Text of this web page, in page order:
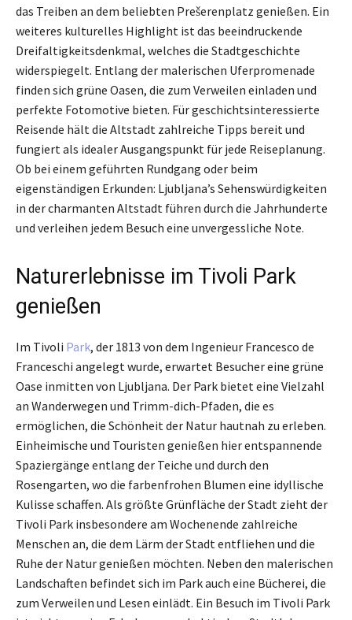
das Treiben an dem beliebten Prešerenplatz genießen. Ein
weiteres kulturelles Highlight ist das beeindruckende
Dreifaltigkeitsdenkmal, welches die Stadtgeschichte
widerspiegelt. Entlang der malerischen Uferpromenade
finden sich grüne Oasen, die zum Verweilen einladen und
perfekte Fotomotive bieten. Für geschichtsinteressierte
Reisende hält die Altstadt zahlreiche Tipps bereit und
fungiert als idealer Ausgangspunkt für jede Reiseplanung.
Ob bei einem geführten Rundgang oder beim
eigenständigen Erkunden: Ljubljana’s Sehenswürdigkeiten
in der charmanten Altstadt führen durch die Jahrhunderte
und verleihen jedem Besuch eine unvergessliche Note.
Naturerlebnisse im Tivoli Park
genießen
Im Tivoli Park, der 1813 von dem Ingenieur Francesco de
Franceschi angelegt wurde, erwartet Besucher eine grüne
Oase inmitten von Ljubljana. Der Park bietet eine Vielzahl
an Wanderwegen und Trimm-dich-Pfaden, die es
ermöglichen, die Schönheit der Natur hautnah zu erleben.
Einheimische und Touristen genießen hier entspannende
Spaziergänge entlang der Teiche und durch den
Rosengarten, wo die farbenfrohen Blumen eine idyllische
Kulisse schaffen. Als größte Grünfläche der Stadt zieht der
Tivoli Park insbesondere am Wochenende zahlreiche
Menschen an, die dem Lärm der Stadt entfliehen und die
Ruhe der Natur genießen möchten. Neben den malerischen
Landschaften befindet sich im Park auch eine Bücherei, die
zum Verweilen und Lesen einlädt. Ein Besuch im Tivoli Park